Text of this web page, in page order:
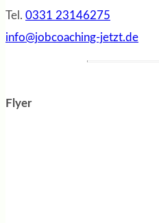
Tel. 0331 23146275
info@jobcoaching-jetzt.de
Flyer